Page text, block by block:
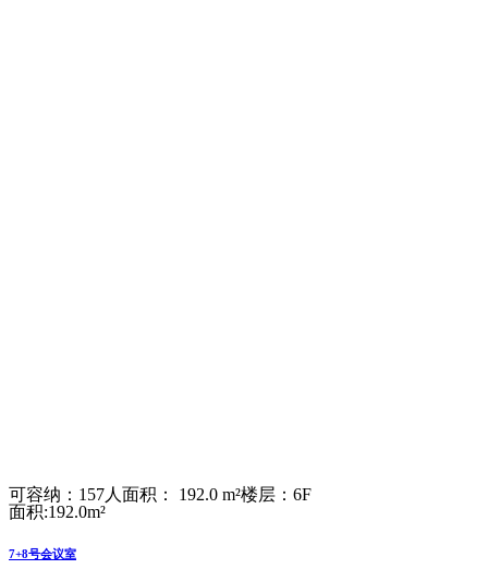
可容纳：157人 面积： 192.0 m²楼层：6F
面积:192.0m²
7+8号会议室